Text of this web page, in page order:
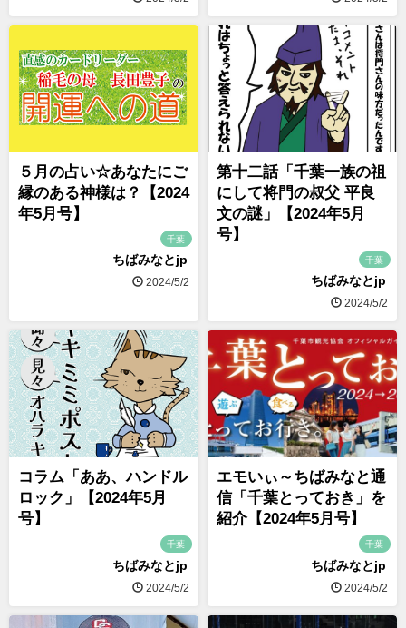
５月の占い☆あなたにご
縁のある神様は？【2024
年5月号】
千葉
ちばみなとjp
2024/5/2
第十二話「千葉一族の祖
にして将門の叔父 平良
文の謎」【2024年5月
号】
千葉
ちばみなとjp
2024/5/2
コラム「ああ、ハンドル
ロック」【2024年5月
号】
千葉
ちばみなとjp
2024/5/2
エモいぃ～ちばみなと通
信「千葉とっておき」を
紹介【2024年5月号】
千葉
ちばみなとjp
2024/5/2